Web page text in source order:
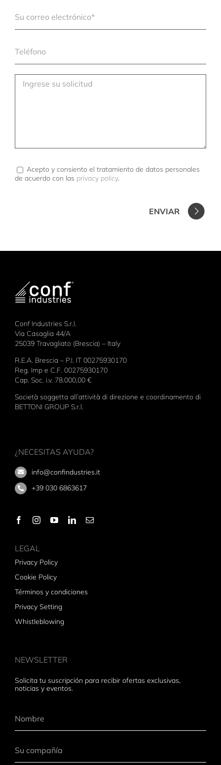
Acepto y consiento el tratamiento de datos personales
de acuerdo con las privacy policy.
ENVIAR
Conf Industries S.r.l.
Via Casaglia 44/A
25039 Travagliato (Brescia) – Italy
R.E.A. Brescia – P.I. IT 00275930170
Reg. Imp e C.F. 00275930170
Cap. Soc. i.v. 78.000,00 €
Società soggetta all’attività di direzione e coordinamento di
BETTONI GROUP S.r.l.
¿NECESITAS AYUDA?
info@confindustries.it
+39 030 6863617
LEGAL
Privacy Policy
Cookie Policy
Términos y condiciones
Privacy Setting
Whistleblowing
NEWSLETTER
Solicita tu suscripción para recibir ofertas exclusivas,
noticias y eventos.